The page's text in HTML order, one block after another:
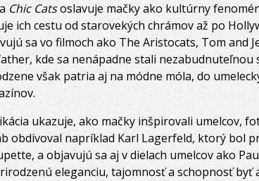
Chic Catsoslavuje mačky ako kultúrny
ich cestu od starovekých chrámov až po
sa vo filmoch ako The Aristocats, Tom and
kde sa nenápadne stali
však patria aj na módne móla, do
ukazuje, ako mačky inšpirovali umelcov,
obdivoval napríklad Karl Lagerfeld, ktorý bol
a objavujú sa aj v dielach umelcov ako
eleganciu, tajomnosť a schopnosť byť